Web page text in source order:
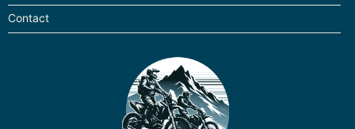
Contact